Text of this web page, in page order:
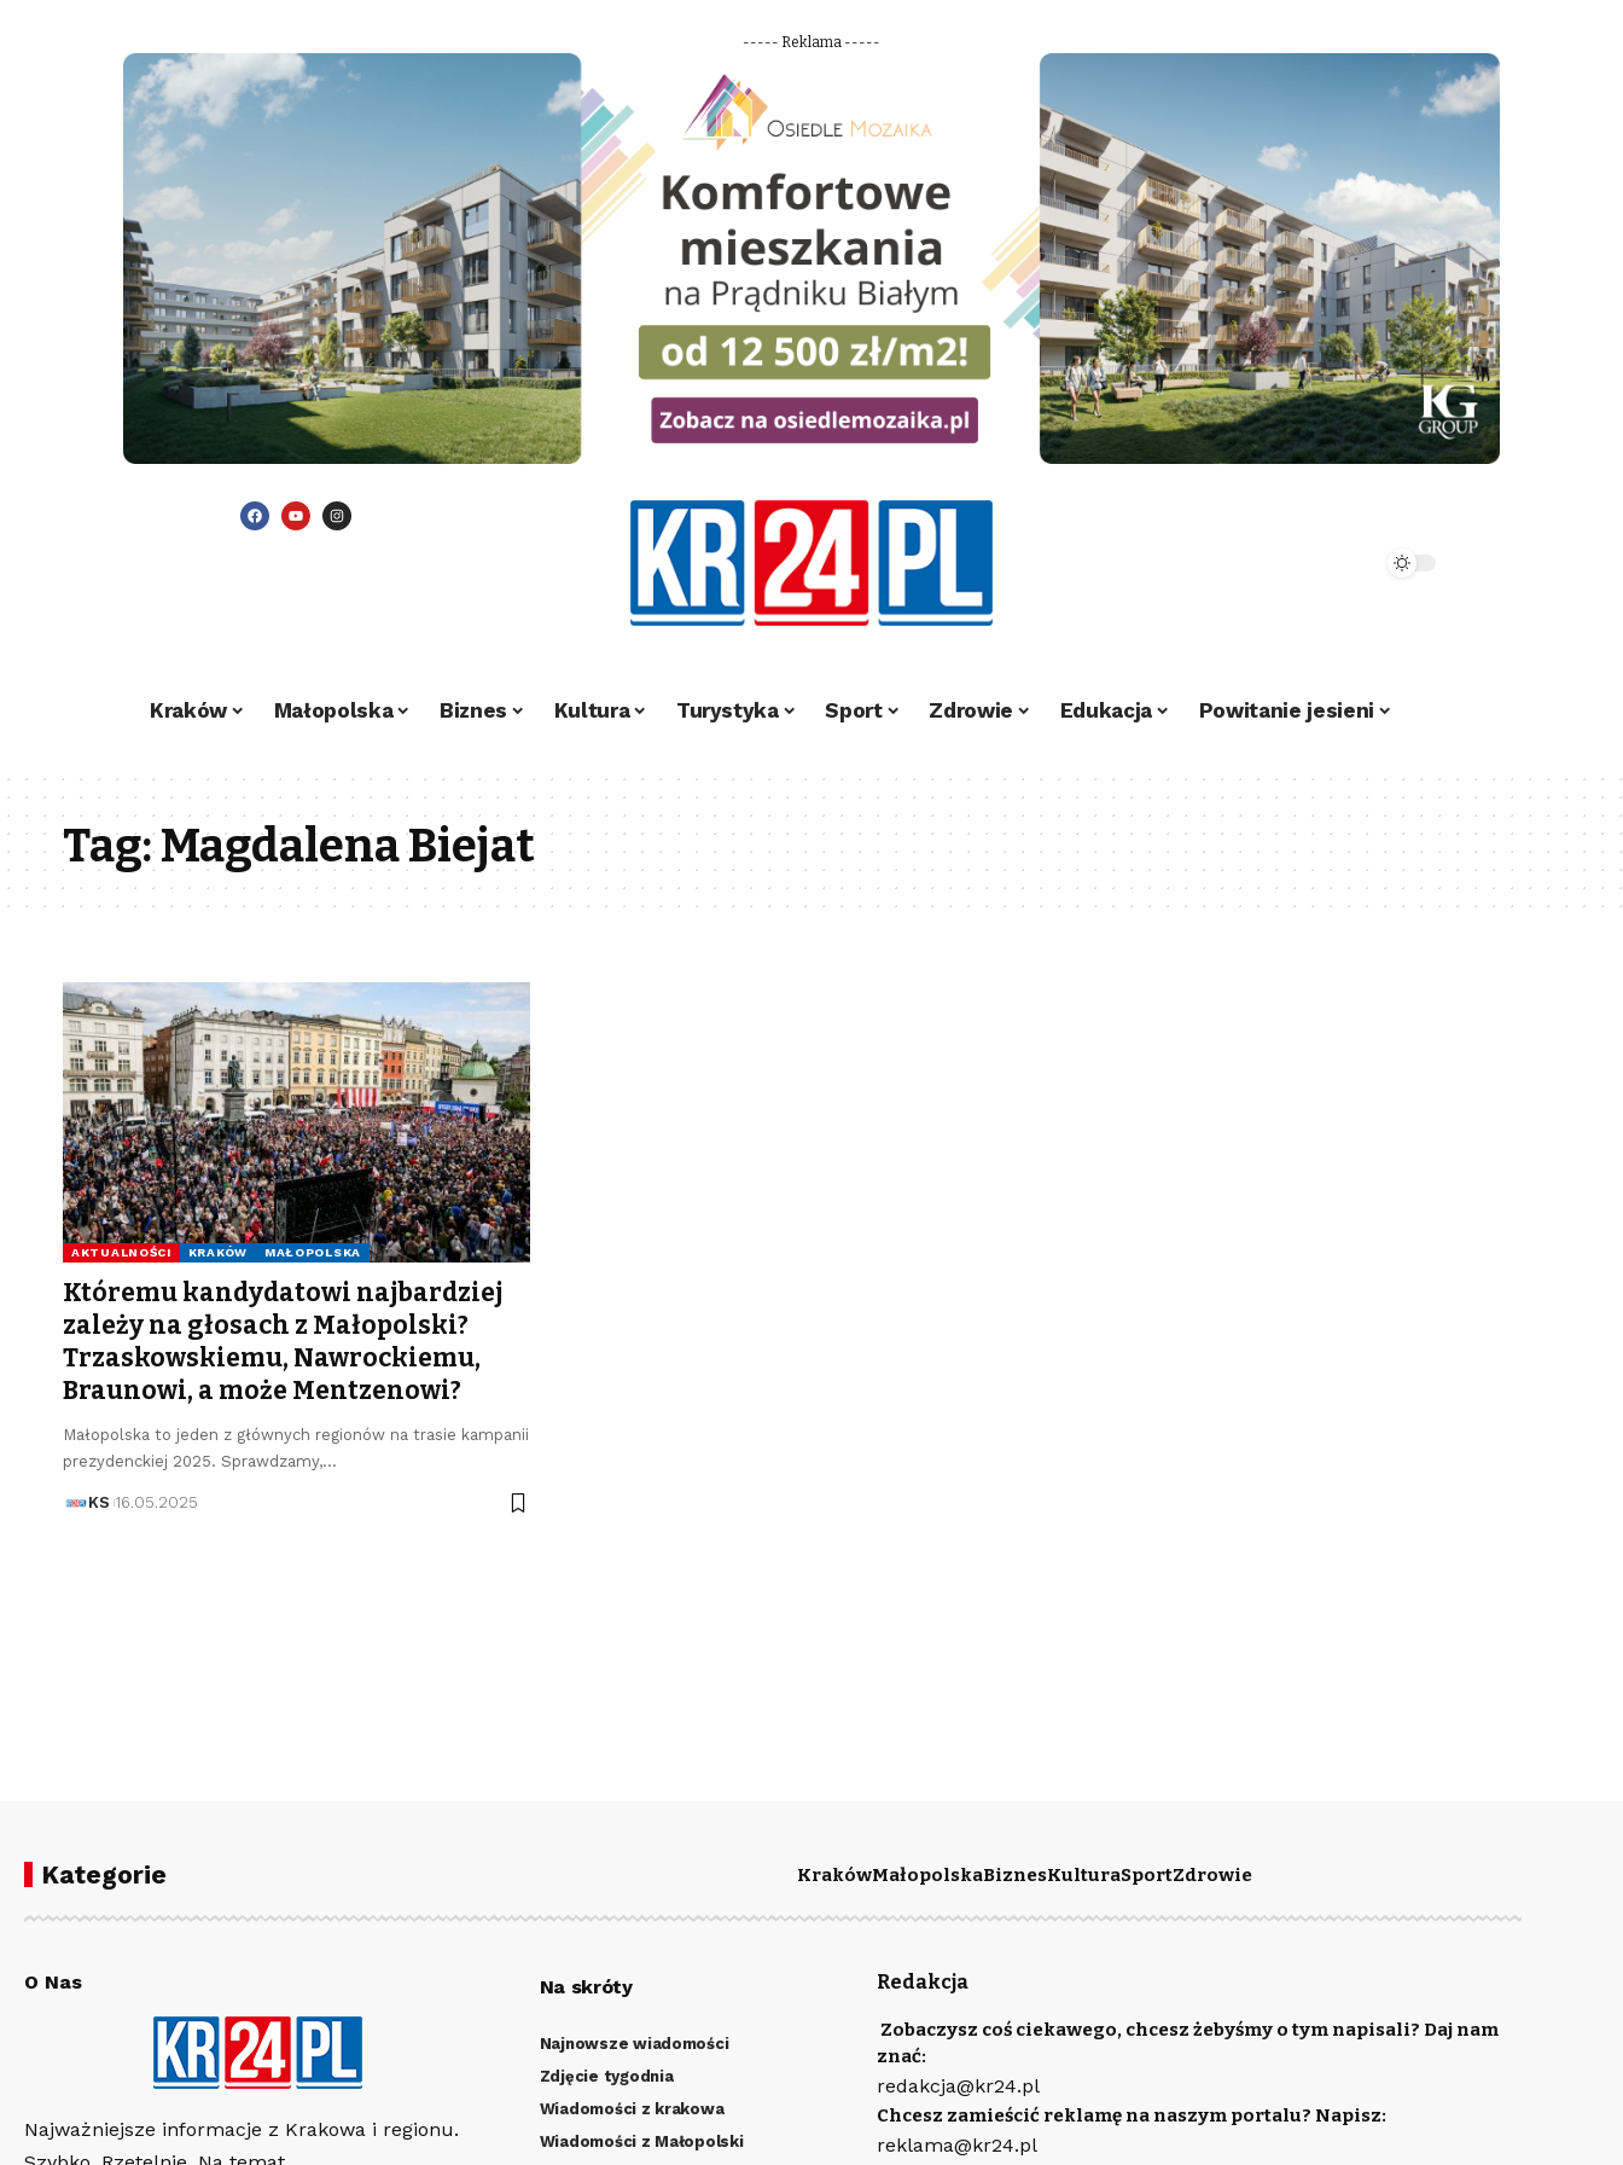
----- Reklama -----
Kraków Małopolska Biznes Kultura Turystyka Sport Zdrowie Edukacja Powitanie jesieni
Tag:Magdalena Biejat
AKTUALNOŚCI KRAKÓW MAŁOPOLSKA
Któremu kandydatowi najbardziej
zależy na głosach z Małopolski?
Trzaskowskiemu, Nawrockiemu,
Braunowi, a może Mentzenowi?
Małopolska to jeden z głównych regionów na trasie kampanii
prezydenckiej 2025. Sprawdzamy,…
KS 16.05.2025
Kategorie KrakówMałopolskaBiznesKulturaSportZdrowie
O Nas
Najważniejsze informacje z Krakowa i regionu.
Na skróty
Najnowsze wiadomości
Zdjęcie tygodnia
Wiadomości z krakowa
Wiadomości z Małopolski
Redakcja
Zobaczysz coś ciekawego, chcesz żebyśmy o tym napisali? Daj nam
znać:
redakcja@kr24.pl
Chcesz zamieścić reklamę na naszym portalu? Napisz:
reklama@kr24.pl